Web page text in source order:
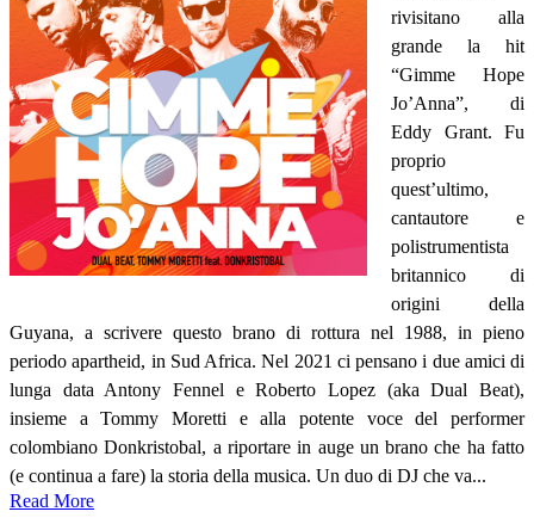
rivisitano alla
grande la hit
“Gimme Hope
Jo’Anna”, di
Eddy Grant. Fu
proprio
quest’ultimo,
cantautore e
polistrumentista
britannico di
origini della
Guyana, a scrivere questo brano di rottura nel 1988, in pieno
periodo apartheid, in Sud Africa. Nel 2021 ci pensano i due amici di
lunga data Antony Fennel e Roberto Lopez (aka Dual Beat),
insieme a Tommy Moretti e alla potente voce del performer
colombiano Donkristobal, a riportare in auge un brano che ha fatto
(e continua a fare) la storia della musica. Un duo di DJ che va...
Read More